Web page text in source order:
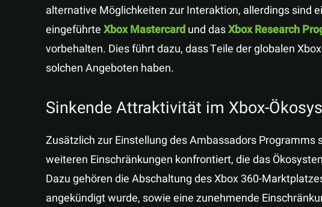
alternative Möglichkeiten zur Interaktion, allerdings sind
eingeführteXbox Mastercardund dasXbox Research
vorbehalten. Dies führt dazu, dass Teile der globalen
solchen Angeboten haben.
Sinkende Attraktivität im Xbox-
Zusätzlich zur Einstellung des Ambassadors
weiteren Einschränkungen konfrontiert, die das
Dazu gehören die Abschaltung des Xbox 360-
angekündigt wurde, sowie eine zunehmende